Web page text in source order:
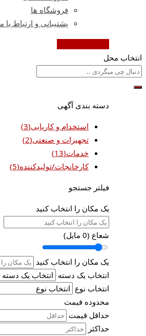
فروشگاه ها
پشتیبانی و ارتباط با
انتخاب محل
دسته بندی آگهی
استخدام و کاریابی(3)
تجهیزات و صنعتی(2)
خدمات(13)
کارخانجات/تولیدکننده(5)
فیلتر جستجو
یک مکان را انتخاب کنید
شعاع (0 مایل)
یک مکان را انتخاب کنید
انتخاب یک دسته
انتخاب نوع
محدوده قیمت
حداقل قیمت
حداکثر